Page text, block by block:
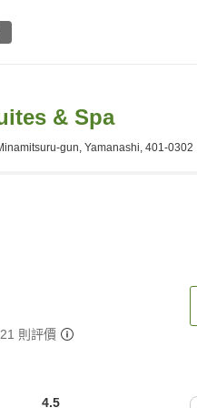
& Spa
gun, Yamanashi, 401-0302
21 則評價
4.5